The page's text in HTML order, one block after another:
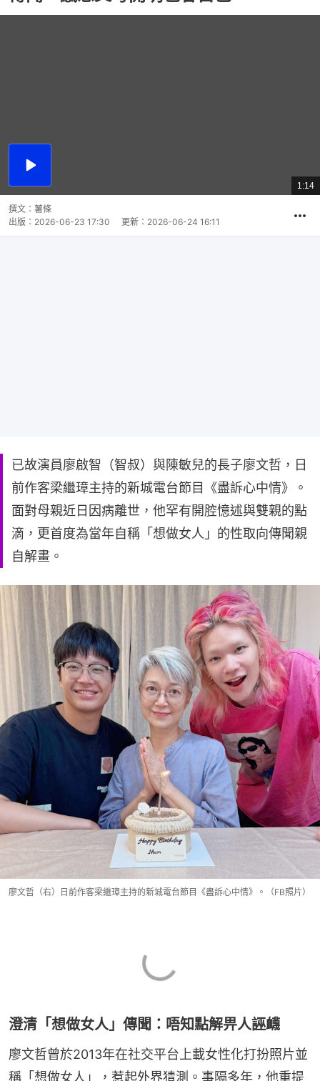
播
總
共
1:14
撰文： 薯條
出版： 2026-06-23 17:30 更新： 2026-06-24 16:11
已故演員廖啟智（智叔）與陳敏兒的長子廖文哲，日
前作客梁繼璋主持的新城電台節目《盡訴心中情》。
面對母親近日因病離世，他罕有開腔憶述與雙親的點
滴，更首度為當年自稱「想做女人」的性取向傳聞親
自解畫。
廖文哲（右）日前作客梁繼璋主持的新城電台節目《盡訴心中情》。（FB照片）
澄清「想做女人」傳聞：唔知點解畀人誣衊
廖文哲曾於2013年在社交平台上載女性化打扮照片並
稱「想做女人」，惹起外界猜測。事隔多年，他重提